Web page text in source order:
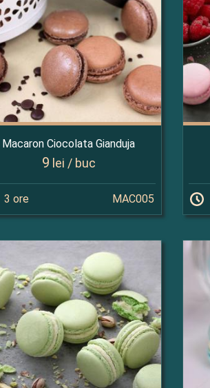
Macaron Ciocolata Gianduja
9 lei / buc
3 ore MAC005